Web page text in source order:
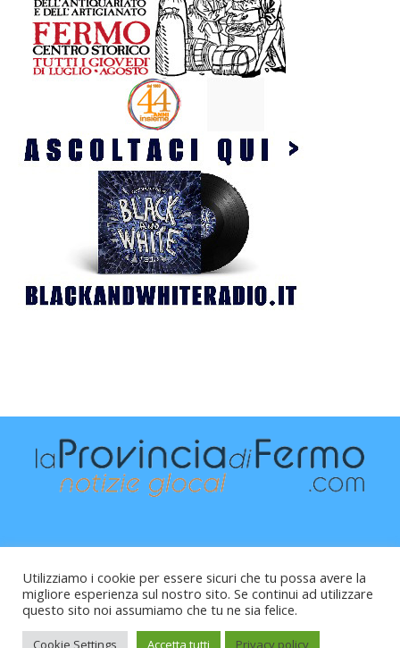
Raffaele Vitali - via Leopardi 10 - 61121 Pesaro (PU) -
Cod.Fisc VTLRFL77B02L500Y - Testata giornalistica, aut.
Utilizziamo i cookie per essere sicuri che tu possa avere la
migliore esperienza sul nostro sito. Se continui ad utilizzare
questo sito noi assumiamo che tu ne sia felice.
Cookie Settings Accetta tutti Privacy policy